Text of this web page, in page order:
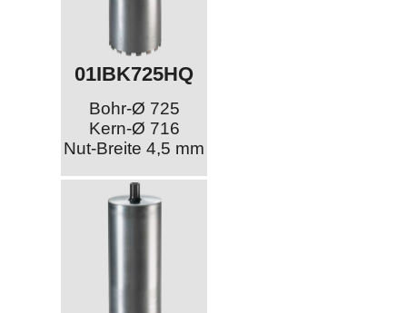
01IBK725HQ
Bohr-Ø 725
Kern-Ø 716
Nut-Breite 4,5 mm